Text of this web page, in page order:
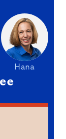
Hana